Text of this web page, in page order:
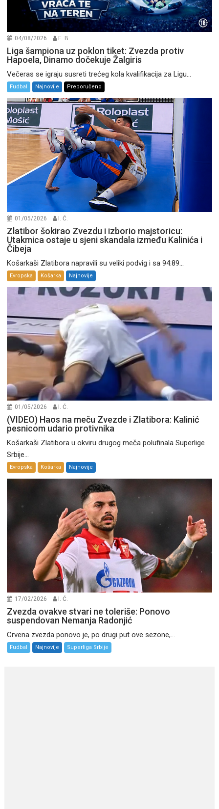
04/08/2026 E. B.
Liga šampiona uz poklon tiket: Zvezda protiv
Hapoela, Dinamo dočekuje Žalgiris
Večeras se igraju susreti trećeg kola kvalifikacija za Ligu...
Fudbal Najnovije Preporučeno
01/05/2026 I. Ć.
Zlatibor šokirao Zvezdu i izborio majstoricu:
Utakmica ostaje u sjeni skandala između Kalinića i
Čibeja
Košarkaši Zlatibora napravili su veliki podvig i sa 94:89...
Evropska Košarka Najnovije
01/05/2026 I. Ć.
(VIDEO) Haos na meču Zvezde i Zlatibora: Kalinić
pesnicom udario protivnika
Košarkaši Zlatibora u okviru drugog meča polufinala Superlige
Srbije...
Evropska Košarka Najnovije
17/02/2026 I. Ć.
Zvezda ovakve stvari ne toleriše: Ponovo
suspendovan Nemanja Radonjić
Crvena zvezda ponovo je, po drugi put ove sezone,...
Fudbal Najnovije Superliga Srbije